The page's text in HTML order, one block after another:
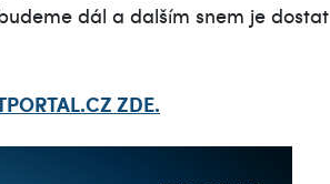
dál a dalším snem je dostat
ZDE.